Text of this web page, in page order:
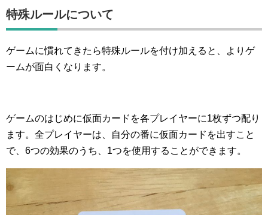
特殊ルールについて
ゲームに慣れてきたら特殊ルールを付け加えると、よりゲ
ームが面白くなります。
ゲームのはじめに仮面カードを各プレイヤーに1枚ずつ配り
ます。全プレイヤーは、自分の番に仮面カードを出すこと
で、6つの効果のうち、1つを使用することができます。